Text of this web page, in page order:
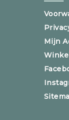
Mijn